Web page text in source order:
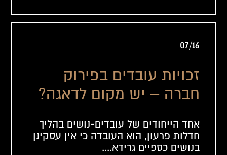
07/16
זכויות עובדים בפירוק
חברה – יש מקום לדאגה?
אחד הייחודים של עובדים-נושים בהליך
חדלות פרעון, הוא העובדה כי אין עסקינן
בנושים כספיים גרידא....